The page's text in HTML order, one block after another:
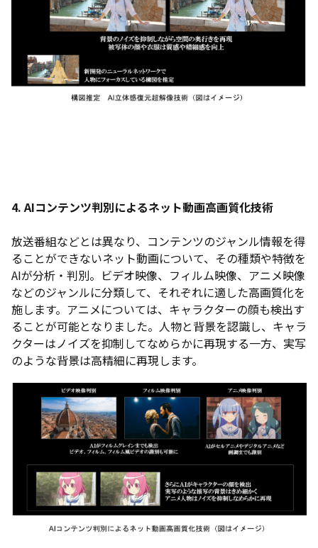
4. AIコンテンツ判別によるネット動画高画質化技術
放送番組などとは異なり、コンテンツのジャンル情報を得
ることができないネット動画について、その種類や特徴を
AIが分析・判別。ビデオ映像、フィルム映像、アニメ映像
などのジャンルに分類して、それぞれに適した高画質化を
施します。アニメについては、キャラクターの顔も検出す
ることが可能となりました。人物と背景を認識し、キャラ
クターはノイズを抑制してなめらかに再現する一方、実写
のような背景は高精細に再現します。